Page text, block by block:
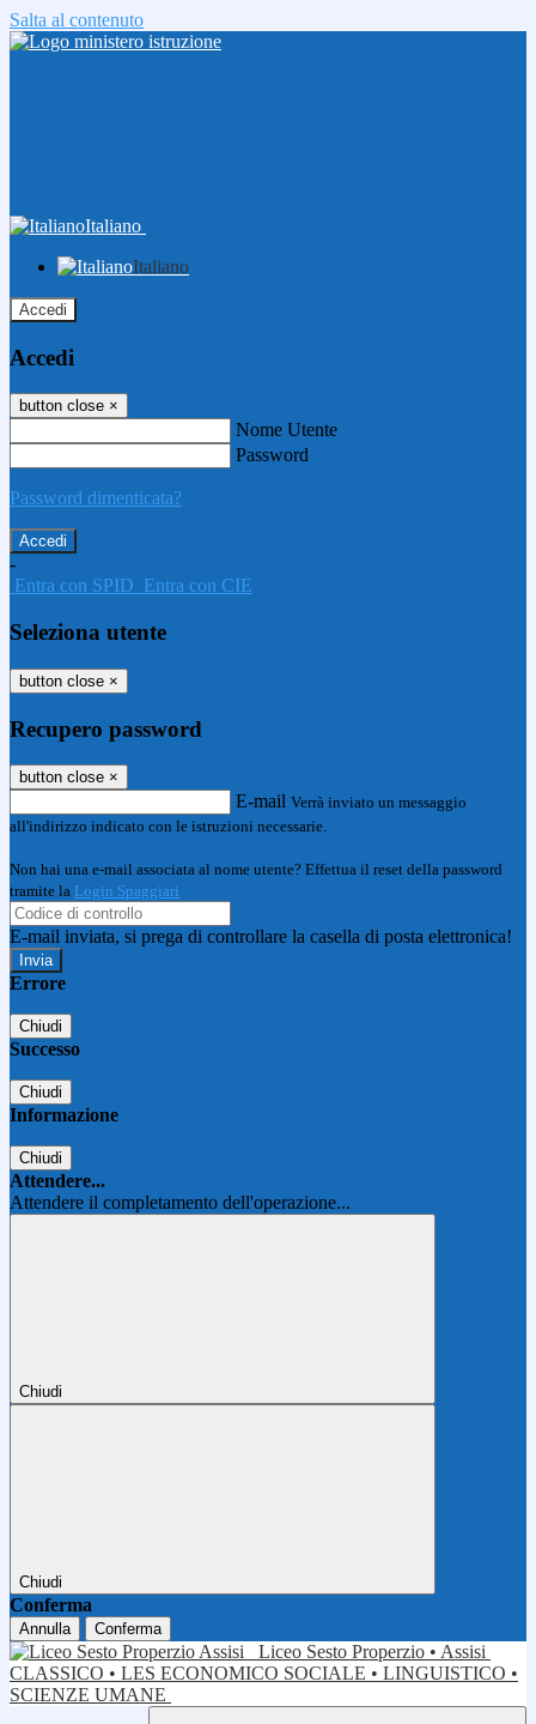
Salta al contenuto
Italiano
Italiano
Accedi
Accedi
button close ×
Nome Utente
Password
Password dimenticata?
-
Entra con SPID Entra con CIE
Seleziona utente
button close ×
Recupero password
button close ×
E-mail Verrà inviato un messaggio
all'indirizzo indicato con le istruzioni necessarie.
Non hai una e-mail associata al nome utente? Effettua il reset della password
tramite la Login Spaggiari
E-mail inviata, si prega di controllare la casella di posta elettronica!
Errore
Chiudi
Successo
Chiudi
Informazione
Chiudi
Attendere...
Attendere il completamento dell'operazione...
Chiudi
Chiudi
Conferma
Annulla Conferma
Liceo Sesto Properzio • Assisi
CLASSICO • LES ECONOMICO SOCIALE • LINGUISTICO •
SCIENZE UMANE